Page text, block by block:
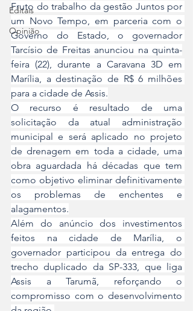
Editais
Opinião
Fruto do trabalho da gestão Juntos por
um Novo Tempo, em parceria com o
Governo do Estado, o governador
Tarcísio de Freitas anunciou na quinta-
feira (22), durante a Caravana 3D em
Marília, a destinação de R$ 6 milhões
para a cidade de Assis.
O recurso é resultado de uma
solicitação da atual administração
municipal e será aplicado no projeto
de drenagem em toda a cidade, uma
obra aguardada há décadas que tem
como objetivo eliminar definitivamente
os problemas de enchentes e
alagamentos.
Além do anúncio dos investimentos
feitos na cidade de Marília, o
governador participou da entrega do
trecho duplicado da SP-333, que liga
Assis a Tarumã, reforçando o
compromisso com o desenvolvimento